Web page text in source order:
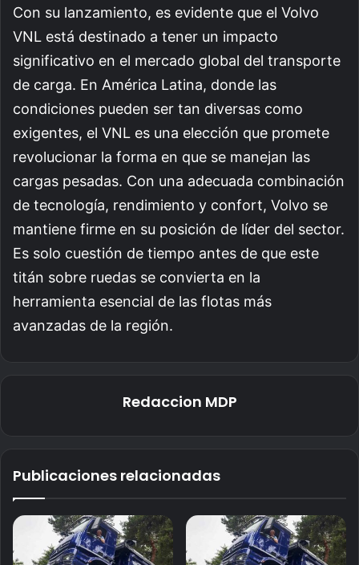
Con su lanzamiento, es evidente que el Volvo
VNL está destinado a tener un impacto
significativo en el mercado global del transporte
de carga. En América Latina, donde las
condiciones pueden ser tan diversas como
exigentes, el VNL es una elección que promete
revolucionar la forma en que se manejan las
cargas pesadas. Con una adecuada combinación
de tecnología, rendimiento y confort, Volvo se
mantiene firme en su posición de líder del sector.
Es solo cuestión de tiempo antes de que este
titán sobre ruedas se convierta en la
herramienta esencial de las flotas más
avanzadas de la región.
Redaccion MDP
Publicaciones relacionadas